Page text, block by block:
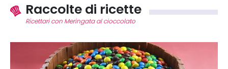
Raccolte di ricette
Ricettari con Meringata al cioccolato